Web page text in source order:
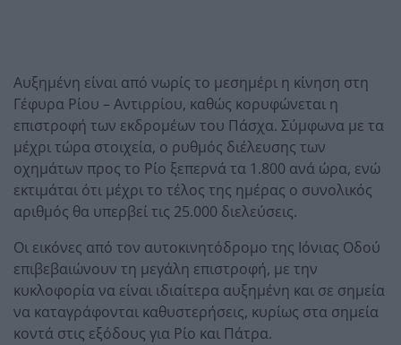
Αυξημένη είναι από νωρίς το μεσημέρι η κίνηση στη
Γέφυρα Ρίου – Αντιρρίου, καθώς κορυφώνεται η
επιστροφή των εκδρομέων του Πάσχα. Σύμφωνα με τα
μέχρι τώρα στοιχεία, ο ρυθμός διέλευσης των
οχημάτων προς το Ρίο ξεπερνά τα 1.800 ανά ώρα, ενώ
εκτιμάται ότι μέχρι το τέλος της ημέρας ο συνολικός
αριθμός θα υπερβεί τις 25.000 διελεύσεις.
Οι εικόνες από τον αυτοκινητόδρομο της Ιόνιας Οδού
επιβεβαιώνουν τη μεγάλη επιστροφή, με την
κυκλοφορία να είναι ιδιαίτερα αυξημένη και σε σημεία
να καταγράφονται καθυστερήσεις, κυρίως στα σημεία
κοντά στις εξόδους για Ρίο και Πάτρα.